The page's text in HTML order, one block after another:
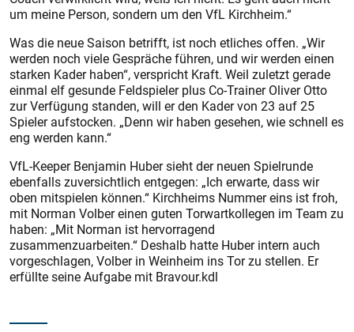
um meine Person, sondern um den VfL Kirchheim.“
Was die neue Saison betrifft, ist noch etliches offen. „Wir
werden noch viele Gespräche führen, und wir werden einen
starken Kader haben“, verspricht Kraft. Weil zuletzt gerade
einmal elf gesunde Feldspieler plus Co-Trainer Oliver Otto
zur Verfügung standen, will er den Kader von 23 auf 25
Spieler aufstocken. „Denn wir haben gesehen, wie schnell es
eng werden kann.“
VfL-Keeper Benjamin Huber sieht der neuen Spielrunde
ebenfalls zuversichtlich entgegen: „Ich erwarte, dass wir
oben mitspielen können.“ Kirchheims Nummer eins ist froh,
mit Norman Volber einen guten Torwartkollegen im Team zu
haben: „Mit Norman ist hervorragend
zusammenzuarbeiten.“ Deshalb hatte Huber intern auch
vorgeschlagen, Volber in Weinheim ins Tor zu stellen. Er
erfüllte seine Aufgabe mit Bravour.kdl